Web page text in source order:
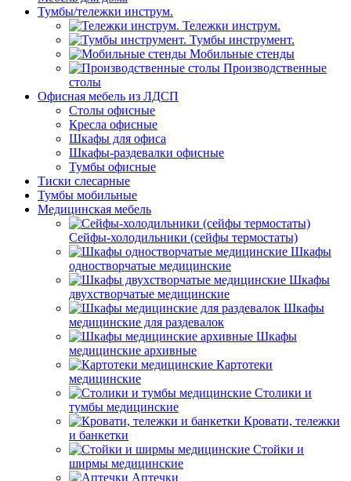
Тумбы/тележки инструм.
Тележки инструм.
Тумбы инструмент.
Мобильные стенды
Производственные
столы
Офисная мебель из ЛДСП
Столы офисные
Кресла офисные
Шкафы для офиса
Шкафы-раздевалки офисные
Тумбы офисные
Тиски слесарные
Тумбы мобильные
Медицинская мебель
Сейфы-холодильники (сейфы термостаты)
Шкафы
одностворчатые медицинские
Шкафы
двухстворчатые медицинские
Шкафы
медицинские для раздевалок
Шкафы
медицинские архивные
Картотеки
медицинские
Столики и
тумбы медицинские
Кровати, тележки
и банкетки
Стойки и
ширмы медицинские
Аптечки